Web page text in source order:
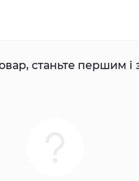
станьте першим і